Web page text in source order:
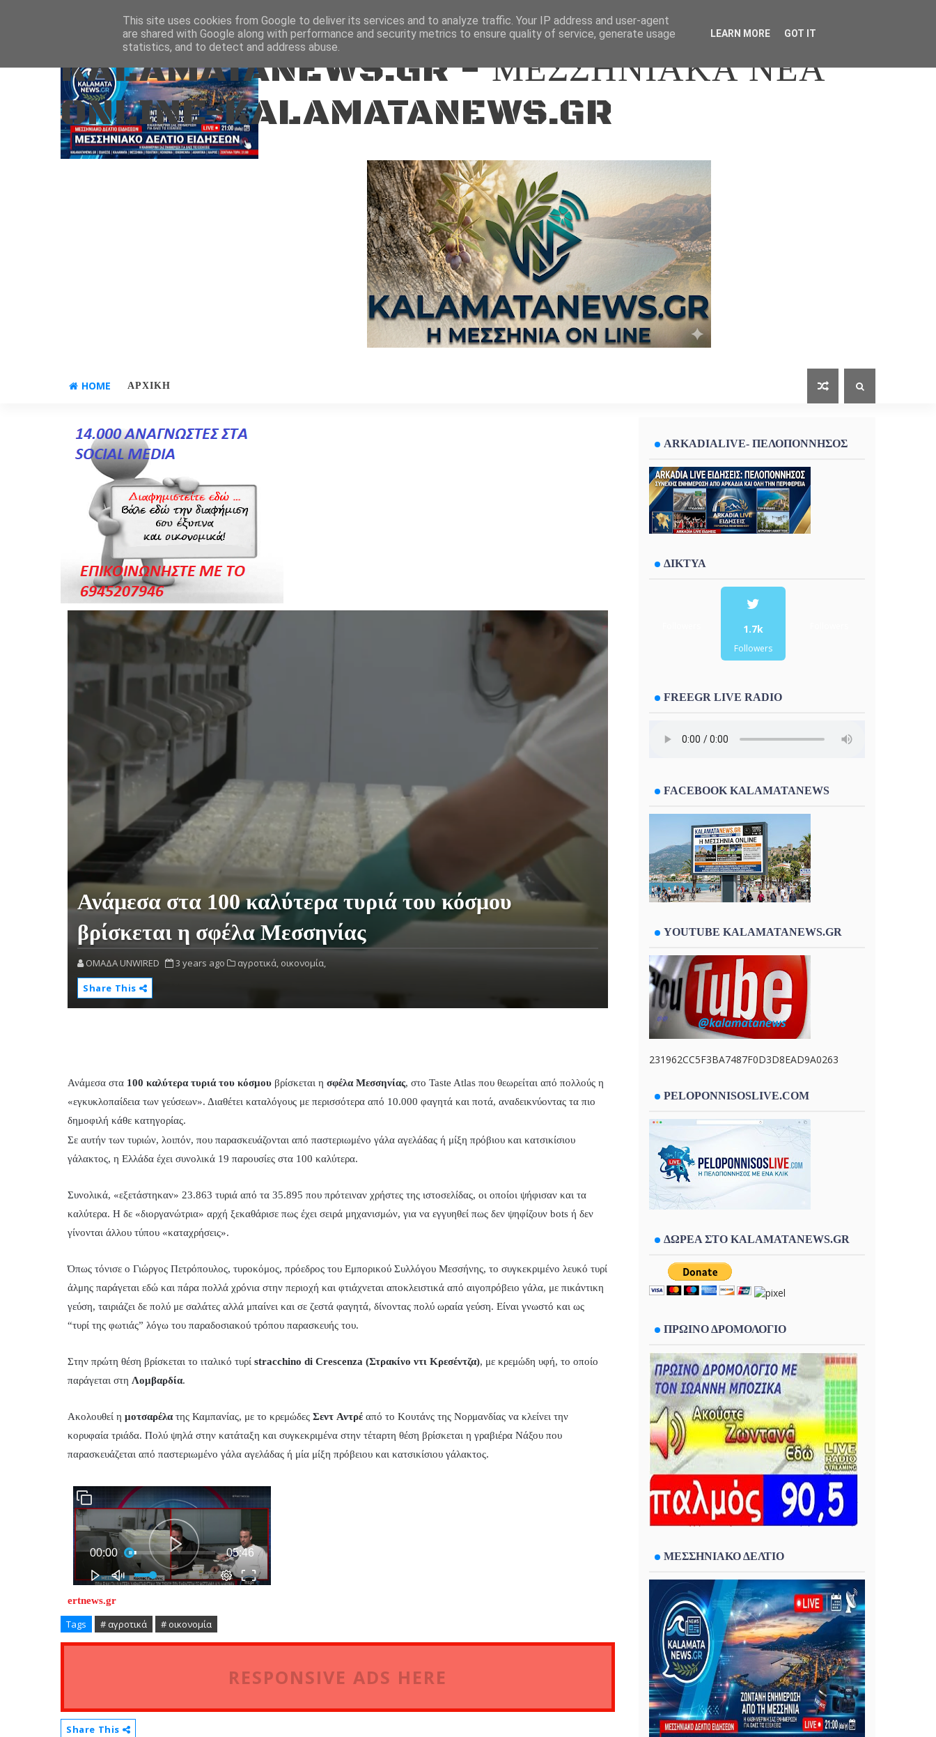
Aug 8, 2026
KALAMATANEWS.GR - ΜΕΣΣΗΝΙΑΚΑ ΝΕΑ
ONLINE-KALAMATANEWS.GR
HOME ΑΡΧΙΚΗ
Ανάμεσα στα 100 καλύτερα τυριά του κόσμου
βρίσκεται η σφέλα Μεσσηνίας
OMAΔΑ UNWIRED 3 years ago αγροτικά, οικονομία,
Share This
Ανάμεσα στα 100 καλύτερα τυριά του κόσμου βρίσκεται η σφέλα Μεσσηνίας, στο Taste Atlas που θεωρείται από πολλούς η
«εγκυκλοπαίδεια των γεύσεων». Διαθέτει καταλόγους με περισσότερα από 10.000 φαγητά και ποτά, αναδεικνύοντας τα πιο
δημοφιλή κάθε κατηγορίας.
Σε αυτήν των τυριών, λοιπόν, που παρασκευάζονται από παστεριωμένο γάλα αγελάδας ή μίξη πρόβιου και κατσικίσιου
γάλακτος, η Ελλάδα έχει συνολικά 19 παρουσίες στα 100 καλύτερα.
Συνολικά, «εξετάστηκαν» 23.863 τυριά από τα 35.895 που πρότειναν χρήστες της ιστοσελίδας, οι οποίοι ψήφισαν και τα
καλύτερα. Η δε «διοργανώτρια» αρχή ξεκαθάρισε πως έχει σειρά μηχανισμών, για να εγγυηθεί πως δεν ψηφίζουν bots ή δεν
γίνονται άλλου τύπου «καταχρήσεις».
Όπως τόνισε ο Γιώργος Πετρόπουλος, τυροκόμος, πρόεδρος του Εμπορικού Συλλόγου Μεσσήνης, το συγκεκριμένο λευκό τυρί
άλμης παράγεται εδώ και πάρα πολλά χρόνια στην περιοχή και φτιάχνεται αποκλειστικά από αιγοπρόβειο γάλα, με πικάντικη
γεύση, ταιριάζει δε πολύ με σαλάτες αλλά μπαίνει και σε ζεστά φαγητά, δίνοντας πολύ ωραία γεύση. Είναι γνωστό και ως
“τυρί της φωτιάς” λόγω του παραδοσιακού τρόπου παρασκευής του.
Στην πρώτη θέση βρίσκεται το ιταλικό τυρί stracchino di Crescenza (Στρακίνο ντι Κρεσέντζα), με κρεμώδη υφή, το οποίο
παράγεται στη Λομβαρδία.
Ακολουθεί η μοτσαρέλατης Καμπανίας, με το κρεμώδες Σεντ Αντρέ από το Κουτάνς της Νορμανδίας να κλείνει την
κορυφαία τριάδα. Πολύ ψηλά στην κατάταξη και συγκεκριμένα στην τέταρτη θέση βρίσκεται η γραβιέρα Νάξου που
παρασκευάζεται από παστεριωμένο γάλα αγελάδας ή μία μίξη πρόβειου και κατσικίσιου γάλακτος.
ertnews.gr
Tags # αγροτικά # οικονομία
RESPONSIVE ADS HERE
Share This
ARKADIALIVE- ΠΕΛΟΠΟΝΝΗΣΟΣ
ΔΙΚΤΥΑ
1.7k
Followers
FREEGR LIVE RADIO
FACEBOOK KALAMATANEWS
YOUTUBE KALAMATANEWS.GR
231962CC5F3BA7487F0D3D8EAD9A0263
PELOPONNISOSLIVE.COM
ΔΩΡΕΑ ΣΤΟ KALAMATANEWS.GR
ΠΡΩΙΝΟ ΔΡΟΜΟΛΟΓΙΟ
ΜΕΣΣΗΝΙΑΚΟ ΔΕΛΤΙΟ
This site uses cookies from Google to deliver its services and to analyze traffic. Your IP address and user-agent
are shared with Google along with performance and security metrics to ensure quality of service, generate usage
statistics, and to detect and address abuse.
LEARN MORE GOT IT